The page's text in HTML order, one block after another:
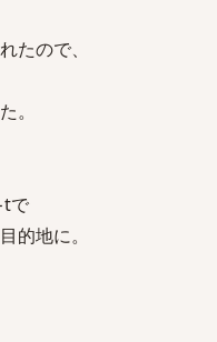
たので、
。
で
的地に。